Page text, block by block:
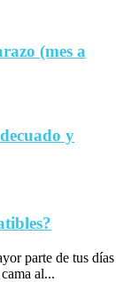
(mes a
y
parte de tus días
al...